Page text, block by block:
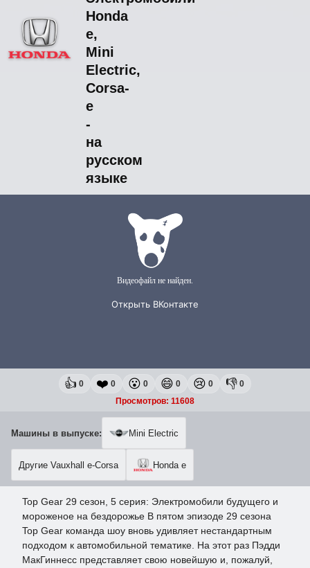
Honda
e,
Mini
Electric,
Corsa-
e
-
на
русском
языке
👍 0 ❤️ 0 😮 0 😄 0 😢 0 👎 0
Просмотров: 11608
Машины в выпуске: Mini Electric
Другие Vauxhall e-Corsa Honda e
Top Gear 29 сезон, 5 серия: Электромобили будущего и
мороженое на бездорожье В пятом эпизоде 29 сезона
Top Gear команда шоу вновь удивляет нестандартным
подходом к автомобильной тематике. На этот раз Пэдди
МакГиннесс представляет свою новейшую и, пожалуй,